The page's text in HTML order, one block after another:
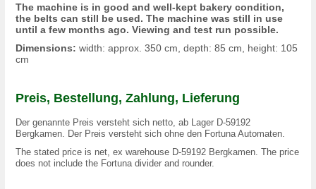
The machine is in good and well-kept bakery condition,
the belts can still be used. The machine was still in use
until a few months ago. Viewing and test run possible.
Dimensions: width: approx. 350 cm, depth: 85 cm, height: 105
cm
Preis, Bestellung, Zahlung, Lieferung
Der genannte Preis versteht sich netto, ab Lager D-59192
Bergkamen. Der Preis versteht sich ohne den Fortuna Automaten.
The stated price is net, ex warehouse D-59192 Bergkamen. The price
does not include the Fortuna divider and rounder.